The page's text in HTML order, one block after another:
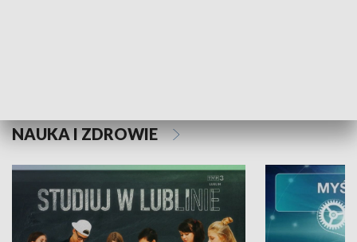
NAUKA I ZDROWIE